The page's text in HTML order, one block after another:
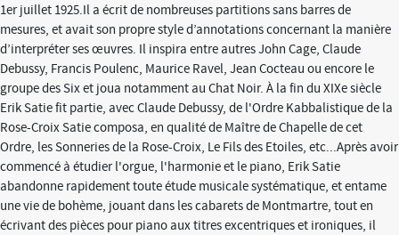
1er juillet 1925.Il a écrit de nombreuses partitions sans barres de
mesures, et avait son propre style d’annotations concernant la manière
d’interpréter ses œuvres. Il inspira entre autres John Cage, Claude
Debussy, Francis Poulenc, Maurice Ravel, Jean Cocteau ou encore le
groupe des Six et joua notamment au Chat Noir. À la fin du XIXe siècle
Erik Satie fit partie, avec Claude Debussy, de l'Ordre Kabbalistique de la
Rose-Croix Satie composa, en qualité de Maître de Chapelle de cet
Ordre, les Sonneries de la Rose-Croix, Le Fils des Etoiles, etc...Après avoir
commencé à étudier l'orgue, l'harmonie et le piano, Erik Satie
abandonne rapidement toute étude musicale systématique, et entame
une vie de bohème, jouant dans les cabarets de Montmartre, tout en
écrivant des pièces pour piano aux titres excentriques et ironiques, il